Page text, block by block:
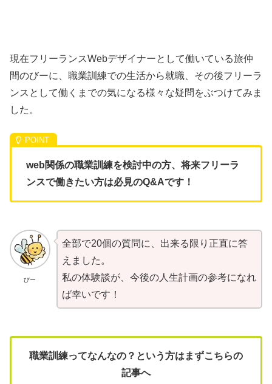
現在フリーランスWebデザイナーとして働いている旅仲
間のびーに、職業訓練での生活から就職、その後フリーラ
ンスとして働くまでの気になる様々な疑問をぶつけてみま
した。
web関係の職業訓練を検討中の方、将来フリーラ
ンスで働きたい方は必見のQ&Aです！
びー
全部で20個の質問に、出来る限り正直に答
えました。
私の体験談が、今後の人生計画の参考になれ
ば幸いです！
職業訓練ってなんなの？という方はまずこちらの
記事へ